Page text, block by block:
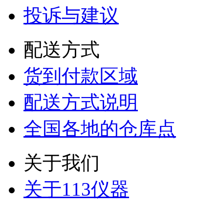
投诉与建议
配送方式
货到付款区域
配送方式说明
全国各地的仓库点
关于我们
关于113仪器